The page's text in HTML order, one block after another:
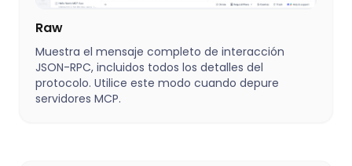
Raw
Muestra el mensaje completo de interacción
JSON-RPC, incluidos todos los detalles del
protocolo. Utilice este modo cuando depure
servidores MCP.